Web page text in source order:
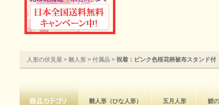
人形の伏見屋 > 雛人形 > 付属品 > 祝着：ピンク色桜花柄被布スタンド付
雛人形（ひな人形） 五月人形 鯉